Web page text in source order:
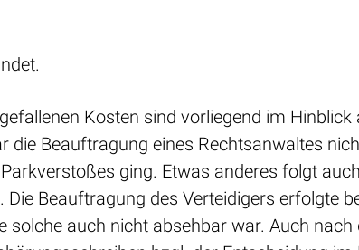
Kosten sind vorliegend im
die Beauftragung eines Rechtsanwaltes
ging. Etwas anderes folgt
Beauftragung des Verteidigers erfolgte
auch nicht absehbar war. Auch